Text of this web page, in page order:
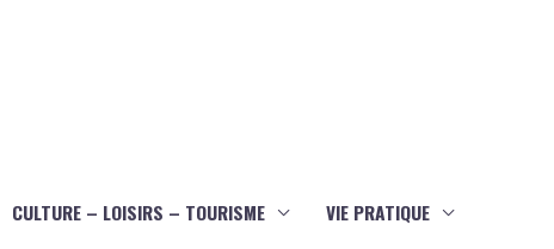
CULTURE – LOISIRS – TOURISME VIE PRATIQUE